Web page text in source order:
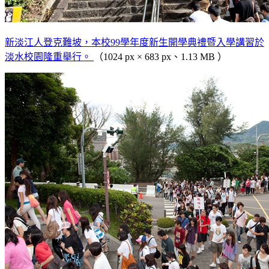
新淡江人登克難坡，本校99學年度新生開學典禮暨入學講習於
淡水校園隆重舉行。
（1024 px × 683 px、1.13 MB ）